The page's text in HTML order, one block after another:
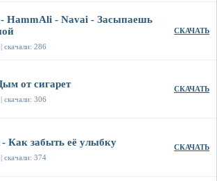
HammAli - Navai - Засыпаешь
скачали: 286
СКАЧАТЬ
от сигарет
скачали: 306
СКАЧАТЬ
Как забыть её улыбку
скачали: 374
СКАЧАТЬ